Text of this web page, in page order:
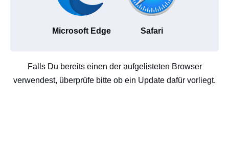
Microsoft Edge Safari
Falls Du bereits einen der aufgelisteten Browser
verwendest, überprüfe bitte ob ein Update dafür vorliegt.